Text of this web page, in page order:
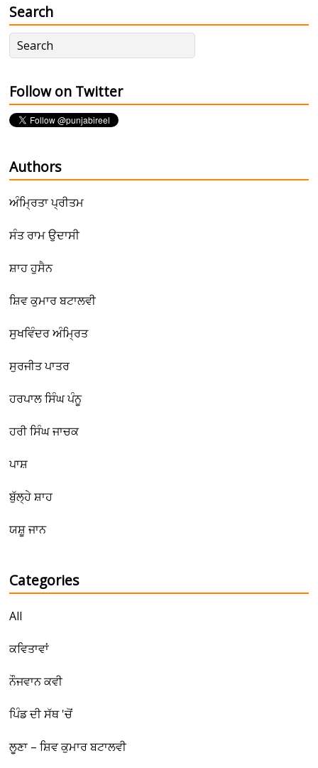
Search
Follow on Twitter
Authors
ਅੰਮ੍ਰਿਤਾ ਪ੍ਰੀਤਮ
ਸੰਤ ਰਾਮ ਉਦਾਸੀ
ਸ਼ਾਹ ਹੁਸੈਨ
ਸ਼ਿਵ ਕੁਮਾਰ ਬਟਾਲਵੀ
ਸੁਖਵਿੰਦਰ ਅੰਮ੍ਰਿਤ
ਸੁਰਜੀਤ ਪਾਤਰ
ਹਰਪਾਲ ਸਿੰਘ ਪੰਨੂ
ਹਰੀ ਸਿੰਘ ਜਾਚਕ
ਪਾਸ਼
ਬੁੱਲ੍ਹੇ ਸ਼ਾਹ
ਯਸ਼ੂ ਜਾਨ
Categories
All
ਕਵਿਤਾਵਾਂ
ਨੌਜਵਾਨ ਕਵੀ
ਪਿੰਡ ਦੀ ਸੱਥ 'ਚੋਂ
ਲੂਣਾ – ਸ਼ਿਵ ਕੁਮਾਰ ਬਟਾਲਵੀ